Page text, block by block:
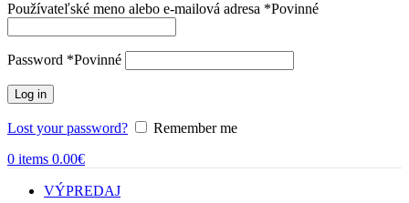
Používateľské meno alebo e-mailová adresa *Povinné
Password *Povinné
Log in
Lost your password?
Remember me
0 items 0.00€
VÝPREDAJ